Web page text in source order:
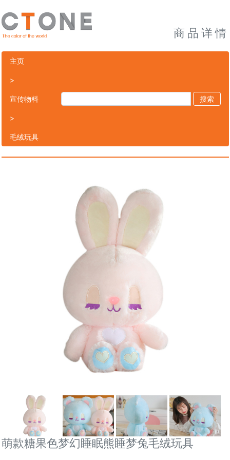
商品详情
主页
>
宣传物料
>
毛绒玩具
搜索
萌款糖果色梦幻睡眠熊睡梦兔毛绒玩具